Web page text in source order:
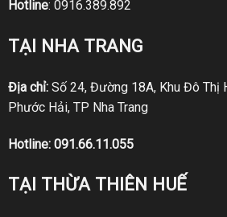
Hotline: 0916.389.892
TẠI NHA TRANG
Địa chỉ:Số 24, Đường 18A, Khu Đô Thị
Phước Hải, TP Nha Trang
Hotline: 091.66.11.055
TẠI THỪA THIÊN HUẾ